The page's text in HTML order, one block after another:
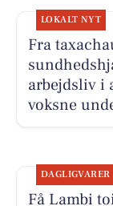
LOKALT NYT
Fra
arbejdsliv i
voksne
DAGLIGVARER
Få Lambi